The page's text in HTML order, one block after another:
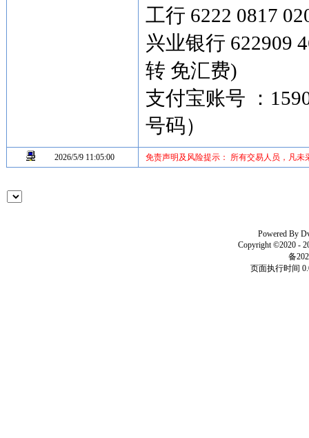
工行 6222 0817
兴业银行 622909
转 免汇费)
支付宝账号 ：
号码）
2026/5/9 11:05:00 免责声明及风险提示： 所有交易人员，凡
Powered By
Copyright ©2020 -
备
页面执行时间